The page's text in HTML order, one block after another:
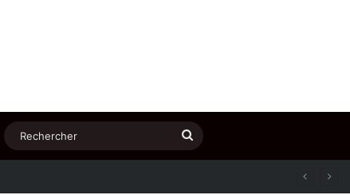
Rechercher